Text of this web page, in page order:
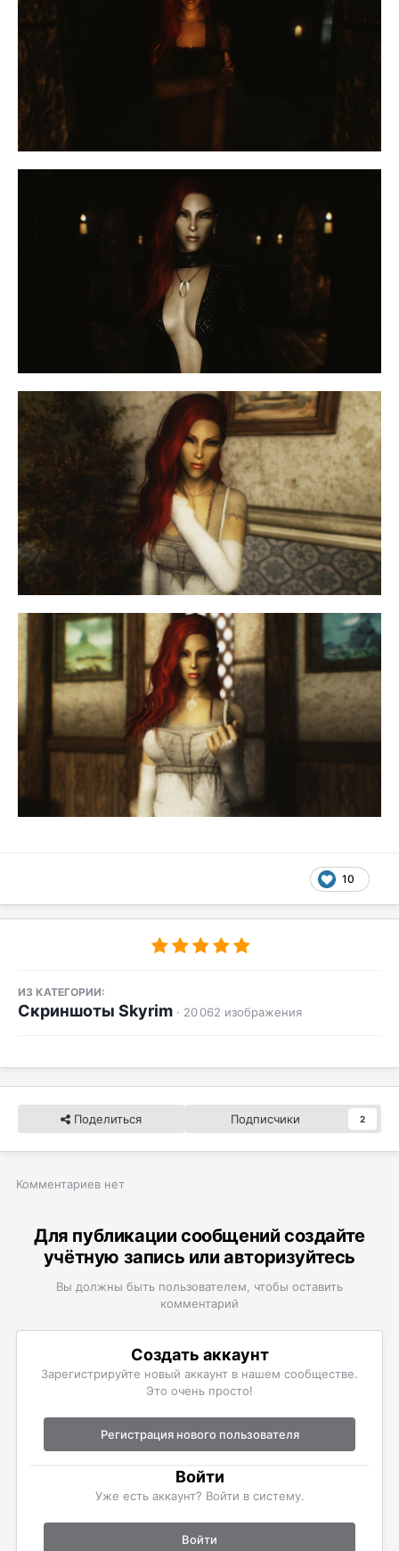
10
ИЗ КАТЕГОРИИ:
Скриншоты Skyrim · 20 062 изображения
Поделиться Подписчики 2
Комментариев нет
Для публикации сообщений создайте
учётную запись или авторизуйтесь
Вы должны быть пользователем, чтобы оставить
комментарий
Создать аккаунт
Зарегистрируйте новый аккаунт в нашем сообществе.
Это очень просто!
Регистрация нового пользователя
Войти
Уже есть аккаунт? Войти в систему.
Войти